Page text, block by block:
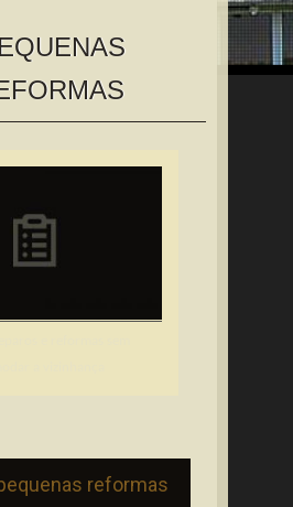
reformas